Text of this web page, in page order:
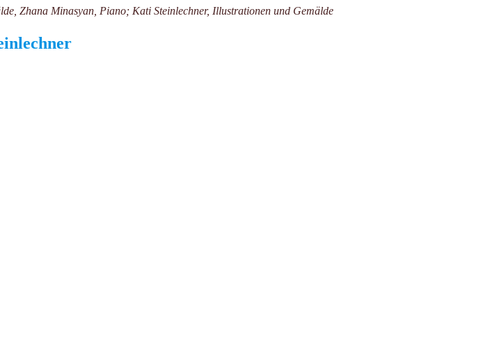
Zhana Minasyan, Piano; Kati Steinlechner, Illustrationen und Gemälde